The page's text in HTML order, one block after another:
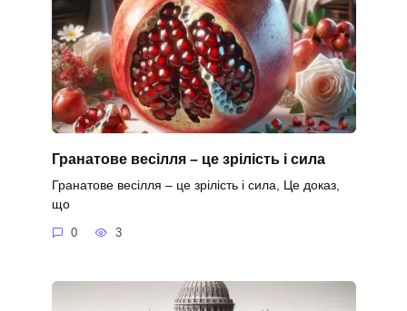
Гранатове весілля – це зрілість і сила
Гранатове весілля – це зрілість і сила, Це доказ,
що
0 3